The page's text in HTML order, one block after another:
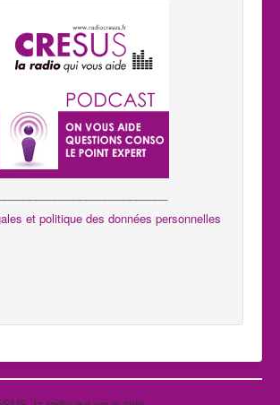
et politique des données personnelles